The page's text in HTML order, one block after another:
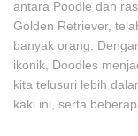
antara Poodle dan
Golden Retriever,
banyak orang.
ikonik, Doodles
kita telusuri lebih
kaki ini, serta